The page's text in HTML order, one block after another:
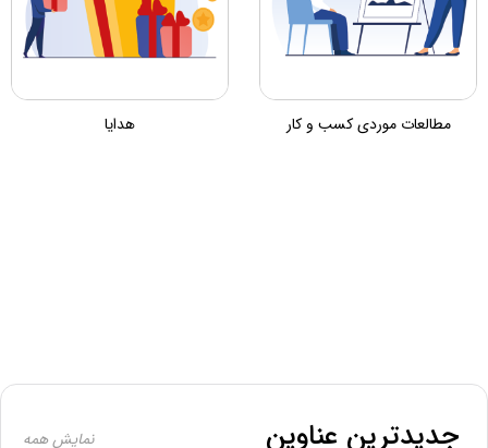
مطالعات موردی کسب و کار هدایا
جدیدترین عناوین نمایش همه